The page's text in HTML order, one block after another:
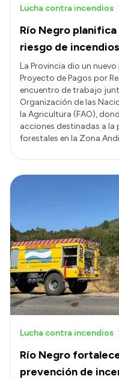
Río Negro
riesgo de incendios
Lucha contra incendios
La Provincia dio un
Proyecto de Pagos por
encuentro de trabajo
Organización de las
la Agricultura (FAO),
acciones destinadas a la
forestales en la Zona
Río Negro
prevención de
Lucha contra incendios